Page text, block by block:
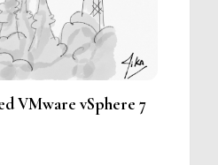
VMware vSphere 7